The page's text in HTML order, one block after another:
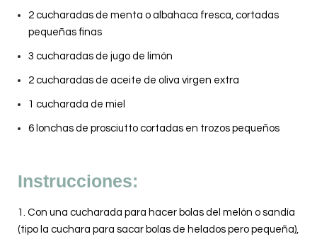
2 cucharadas de menta o albahaca fresca, cortadas
pequeñas finas
3 cucharadas de jugo de limón
2 cucharadas de aceite de oliva virgen extra
1 cucharada de miel
6 lonchas de prosciutto cortadas en trozos pequeños
Instrucciones:
1. Con una cucharada para hacer bolas del melón o sandía
(tipo la cuchara para sacar bolas de helados pero pequeña),